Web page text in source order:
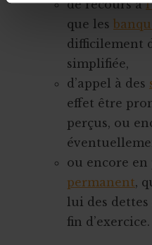
de recours à
que les
difficilement
simplifiée,
d’appel à des
effet être
perçus, ou
ou encore en
permanent,
lui des dettes
fin d’exercice.